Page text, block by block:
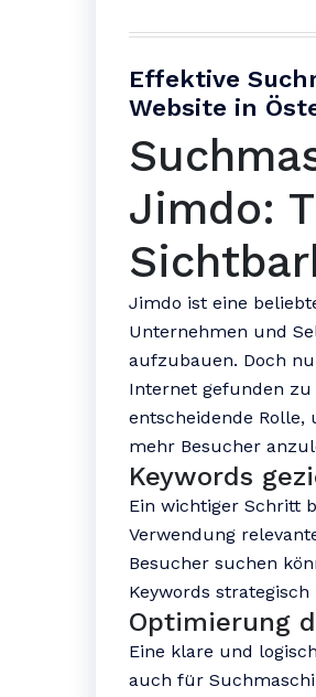
Effektive
Website in
Jimdo:
Jimdo ist eine
Unternehmen und
aufzubauen. Doch
Internet gefunden zu
entscheidende
mehr Besucher
Keywords
Ein wichtiger Schritt
Verwendung
Besucher suchen
Keywords
Optimierung
Eine klare und
auch für